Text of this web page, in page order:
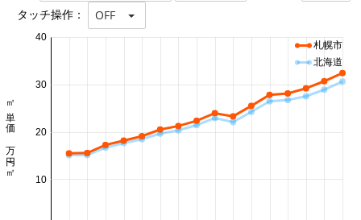
タッチ操作： OFF
10
20
30
40
㎡単価 万円/㎡
札幌市
北海道